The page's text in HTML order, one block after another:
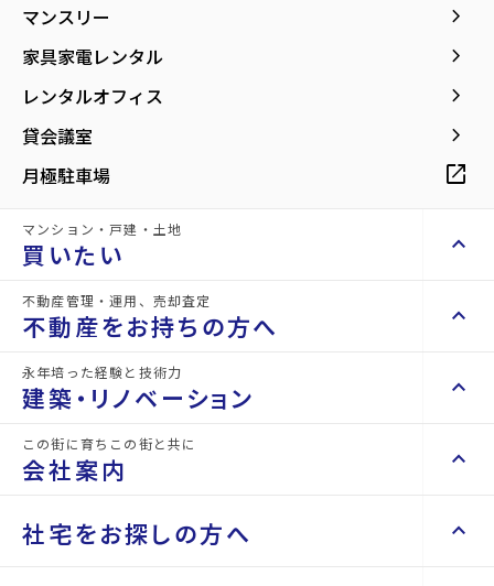
マンスリー keyboard_arrow_right
家具家電レンタル keyboard_arrow_right
レンタルオフィス keyboard_arrow_right
貸会議室 keyboard_arrow_right
月極駐車場 open_in_new
マンション・戸建・土地
買いたい keyboard_arrow_up
不動産を買いたい方へ keyboard_arrow_right
space_dashboard
エリアから探す
space_dashboard
不動産管理・運用、売却査定
不動産をお持ちの方へ keyboard_arrow_up
不動産をお持ちの方へ keyboard_arrow_right
山一地所の賃貸管理
不動産を貸すまでの流れ
空き家サポートサービス
永年培った経験と技術力
建築・リノベーション keyboard_arrow_up
建築・リノベーション keyboard_arrow_right
Renotta（リノッタ） keyboard_arrow_right
この街に育ちこの街と共に
会社案内 keyboard_arrow_up
会社案内 keyboard_arrow_right
社宅をお探しの方へ keyboard_arrow_up
築年月
【仙台駅まで徒歩圏内のオートロック付
1R賃貸マンション】
詳細情報 details
物件名 ロイヤルパーク五橋
所在地 宮城県仙台市青葉区五橋1丁目
東北本線/仙台駅 徒歩11分